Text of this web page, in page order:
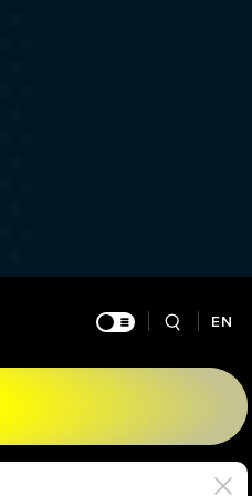
EN